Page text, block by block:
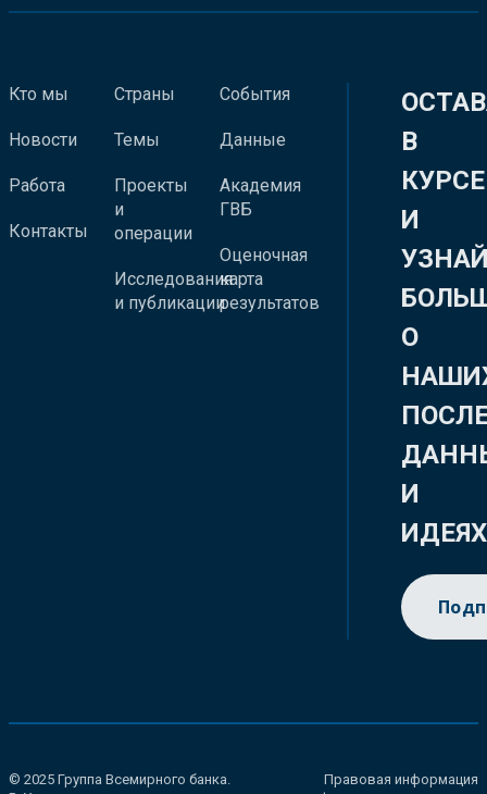
Кто мы
Новости
Работа
Контакты
Страны
Темы
Проекты
и
операции
Исследования
и публикации
События
Данные
Академия
ГВБ
Оценочная
карта
результатов
В
КУРСЕ
И
О
И
ИДЕЯХ
© 2025 Группа Всемирного банка.
Правовая информация